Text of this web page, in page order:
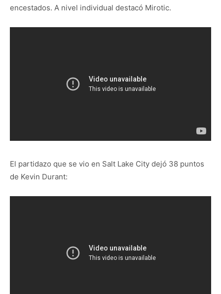
encestados. A nivel individual destacó Mirotic.
El partidazo que se vio en Salt Lake City dejó 38 puntos
de Kevin Durant: